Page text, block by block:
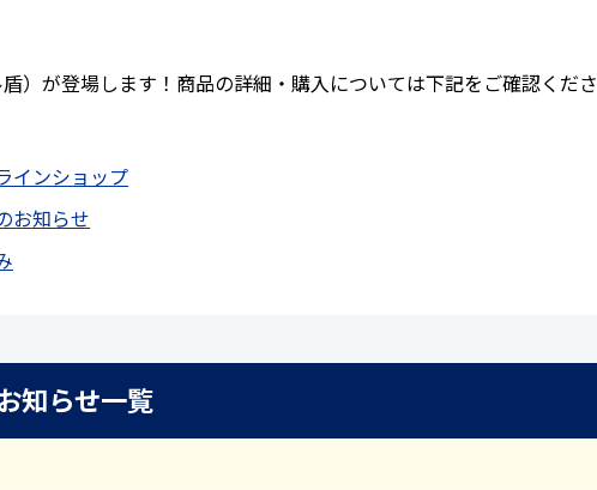
）が登場します！商品の詳細・購入については下記をご確認くださ
インショップ
お知らせ
知らせ一覧